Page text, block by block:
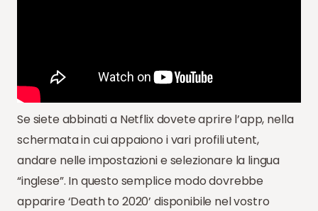
Se siete abbinati a Netflix dovete aprire l’app, nella
schermata in cui appaiono i vari profili utent,
andare nelle impostazioni e selezionare la lingua
“inglese”. In questo semplice modo dovrebbe
apparire ‘Death to 2020’ disponibile nel vostro